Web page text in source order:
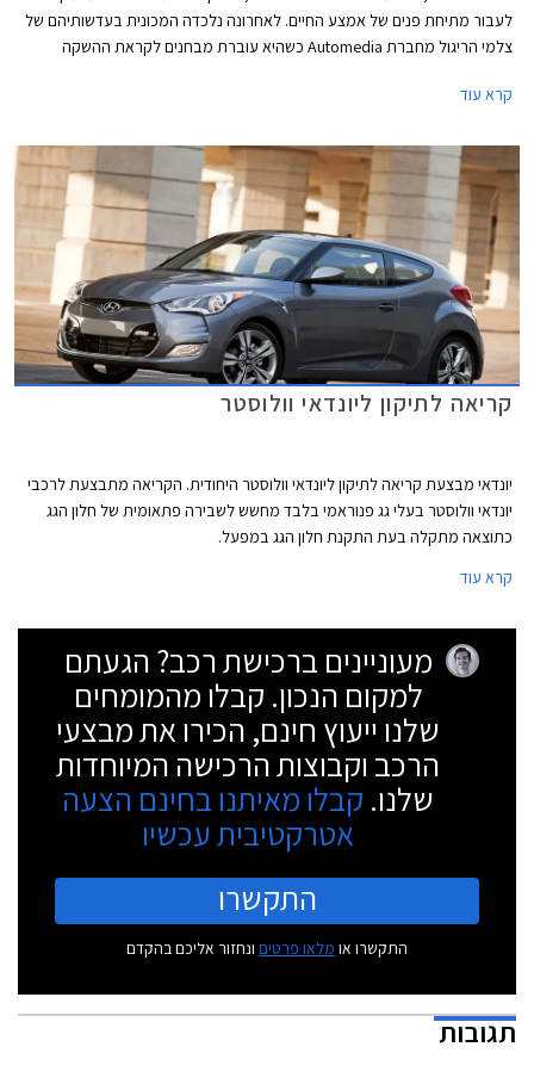
לעבור מתיחת פנים של אמצע החיים. לאחרונה נלכדה המכונית בעדשותיהם של
צלמי הריגול מחברת Automedia כשהיא עוברת מבחנים לקראת ההשקה
קרא עוד
קריאה לתיקון ליונדאי וולוסטר
יונדאי מבצעת קריאה לתיקון ליונדאי וולוסטר היחודית. הקריאה מתבצעת לרכבי
יונדאי וולוסטר בעלי גג פנוראמי בלבד מחשש לשבירה פתאומית של חלון הגג
כתוצאה מתקלה בעת התקנת חלון הגג במפעל.
קרא עוד
מעוניינים ברכישת רכב? הגעתם
למקום הנכון. קבלו מהמומחים
שלנו ייעוץ חינם, הכירו את מבצעי
הרכב וקבוצות הרכישה המיוחדות
שלנו. קבלו מאיתנו בחינם הצעה
אטרקטיבית עכשיו
התקשרו
התקשרו או מלאו פרטים ונחזור אליכם בהקדם
תגובות